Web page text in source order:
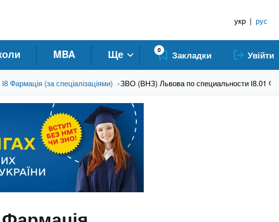
укр | рус
MBA Ще 0 Закладки Увійти
I8 Фармація (за спеціалізаціями) »ЗВО (ВНЗ) Львова по специальности I8.01